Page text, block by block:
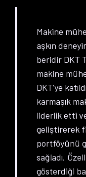
Makine
aşkın
beridir DKT
makine
DKT’ye
karmaşık
liderlik etti
geliştirerek
portföyünü
sağladı.
gösterdiği